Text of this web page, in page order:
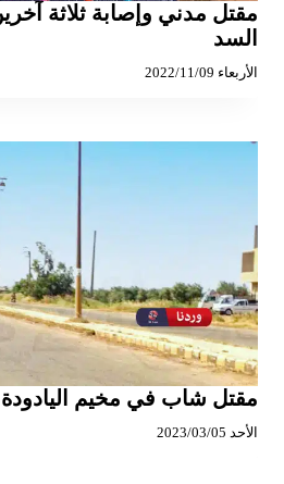
مقتل مدني وإصابة ثلاثة
السد
الأربعاء 2022/11/09
مقتل شاب في مخيم اليادودة
الأحد 2023/03/05